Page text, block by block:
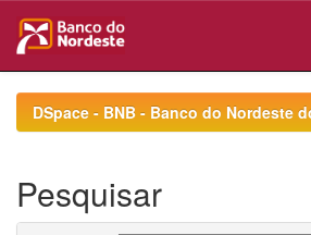
navigationDSpace - BNB - Banco do Nordeste
Pesquisar